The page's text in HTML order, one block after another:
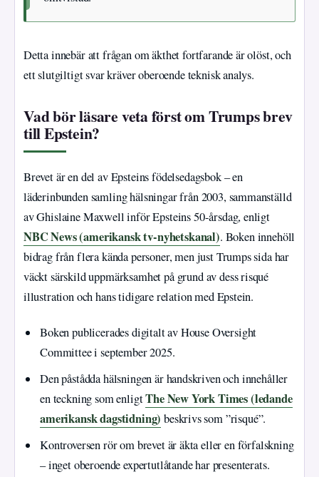
Detta innebär att frågan om äkthet fortfarande är olöst, och
ett slutgiltigt svar kräver oberoende teknisk analys.
Vad bör läsare veta först om Trumps brev
till Epstein?
Brevet är en del av Epsteins födelsedagsbok – en
läderinbunden samling hälsningar från 2003, sammanställd
av Ghislaine Maxwell inför Epsteins 50-årsdag, enligt
NBC News (amerikansk tv-nyhetskanal). Boken innehöll
bidrag från flera kända personer, men just Trumps sida har
väckt särskild uppmärksamhet på grund av dess risqué
illustration och hans tidigare relation med Epstein.
Boken publicerades digitalt av House Oversight
Committee i september 2025.
Den påstådda hälsningen är handskriven och innehåller
en teckning som enligtThe New York Times (ledande
amerikansk dagstidning) beskrivs som ”risqué”.
Kontroversen rör om brevet är äkta eller en förfalskning
– inget oberoende expertutlåtande har presenterats.